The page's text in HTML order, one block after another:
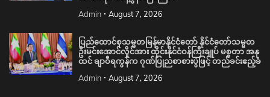
Admin August 7, 2026
ပြည်ထောင်စုသမ္မတမြန်မာနိုင်ငံတော် နိုင်ငံတော်သမ္မတ
ဦးမင်းအောင်လှိုင်အား ထိုင်းနိုင်ငံဝန်ကြီးချုပ် မစ္စတာ အနု
ထင် ချာဝီရကွန်က ဂုဏ်ပြုညစာစားပွဲဖြင့် တည်ခင်းဧည့်ခံ
Admin August 7, 2026